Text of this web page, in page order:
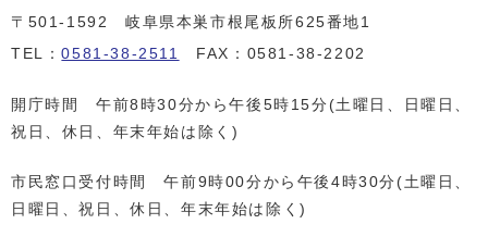
〒501-1592 岐阜県本巣市根尾板所625番地1
TEL：0581-38-2511 FAX：0581-38-2202
開庁時間 午前8時30分から午後5時15分(土曜日、日曜日、
祝日、休日、年末年始は除く)
市民窓口受付時間 午前9時00分から午後4時30分(土曜日、
日曜日、祝日、休日、年末年始は除く)